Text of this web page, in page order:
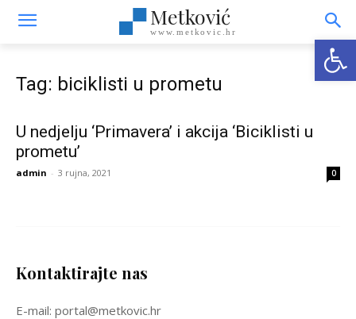
Metković
www.metkovic.hr
Tag: biciklisti u prometu
U nedjelju ‘Primavera’ i akcija ‘Biciklisti u
prometu’
admin - 3 rujna, 2021 0
Kontaktirajte nas
E-mail: portal@metkovic.hr